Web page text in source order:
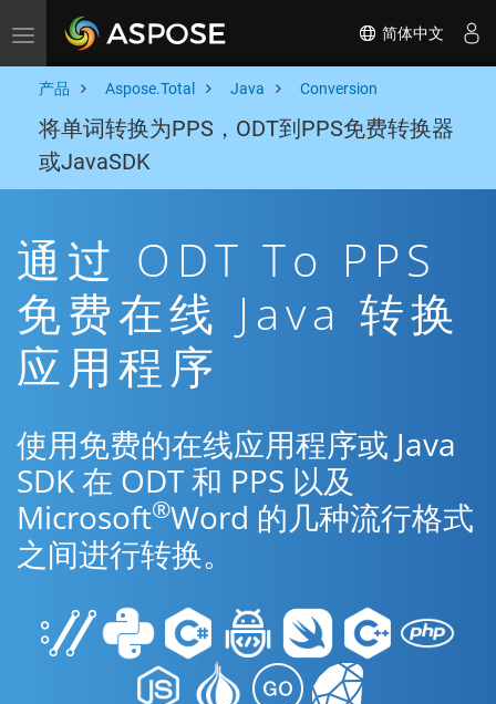
Toggle navigation 简体中文
产品 Aspose.Total Java Conversion
将单词转换为PPS，ODT到PPS免费转换器
或JavaSDK
通过 ODT To PPS
免费在线 Java 转换
应用程序
使用免费的在线应用程序或 Java
SDK 在 ODT 和 PPS 以及
Microsoft®Word 的几种流行格式
之间进行转换。